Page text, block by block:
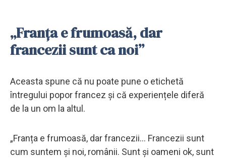
„Franța e frumoasă, dar
francezii sunt ca noi”
Aceasta spune că nu poate pune o etichetă
întregului popor francez și că experiențele diferă
de la un om la altul.
„Franța e frumoasă, dar francezii... Francezii sunt
cum suntem și noi, românii. Sunt și oameni ok, sunt